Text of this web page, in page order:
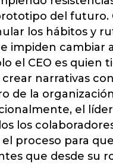
del futuro.
los hábitos y
impiden cambiar
el CEO es quien
crear narrativas
de la
el
los
proceso para
que desde su